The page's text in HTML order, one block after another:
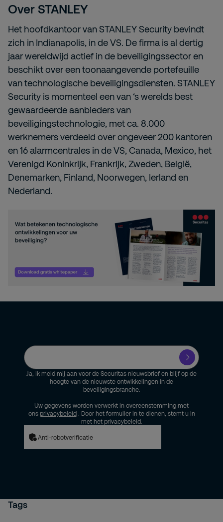
Over STANLEY
Het hoofdkantoor van STANLEY Security bevindt
zich in Indianapolis, in de VS. De firma is al dertig
jaar wereldwijd actief in de beveiligingssector en
beschikt over een toonaangevende portefeuille
van technologische beveiligingsdiensten. STANLEY
Security is momenteel een van ‘s werelds best
gewaardeerde aanbieders van
beveiligingstechnologie, met ca. 8.000
werknemers verdeeld over ongeveer 200 kantoren
en 16 alarmcentrales in de VS, Canada, Mexico, het
Verenigd Koninkrijk, Frankrijk, Zweden, België,
Denemarken, Finland, Noorwegen, Ierland en
Nederland.
Ja, ik meld mij aan voor de Securitas nieuwsbrief en blijf op de
hoogte van de nieuwste ontwikkelingen in de
beveiligingsbranche.
Uw gegevens worden verwerkt in overeenstemming met
ons privacybeleid
. Door het formulier in te dienen, stemt u in
met het privacybeleid.
Anti-robotverificatie
Tags